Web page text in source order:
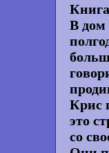
В дом
Крис
это
со